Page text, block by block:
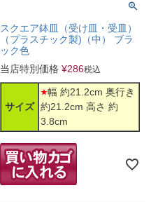
スクエア鉢皿（受け皿・受皿）
（プラスチック製)（中） ブラ
ック色
当店特別価格 ¥286税込
サイズ
幅 約21.2cm 奥行き
約21.2cm 高さ 約
3.8cm